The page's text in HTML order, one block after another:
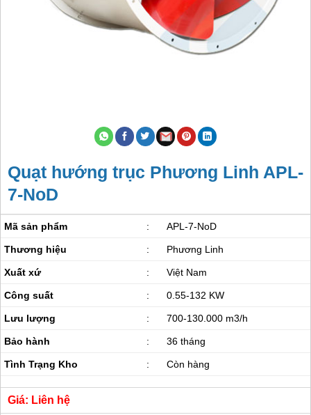
Quạt hướng trục Phương Linh APL-
7-NoD
Mã sản phẩm : APL-7-NoD
Thương hiệu : Phương Linh
Xuất xứ : Việt Nam
Công suất : 0.55-132 KW
Lưu lượng : 700-130.000 m3/h
Bảo hành : 36 tháng
Tình Trạng Kho : Còn hàng
Giá: Liên hệ